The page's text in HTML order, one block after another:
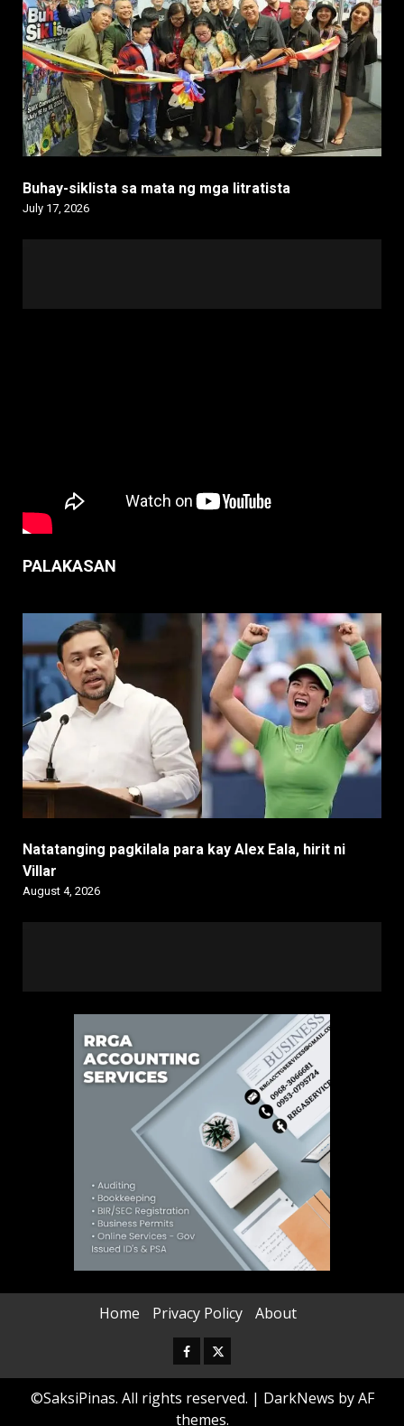
Buhay-siklista sa mata ng mga litratista
July 17, 2026
PALAKASAN
Natatanging pagkilala para kay Alex Eala, hirit ni
Villar
August 4, 2026
Home Privacy Policy About
Facebook
Twitter
©SaksiPinas. All rights reserved. | DarkNews by AF
themes.